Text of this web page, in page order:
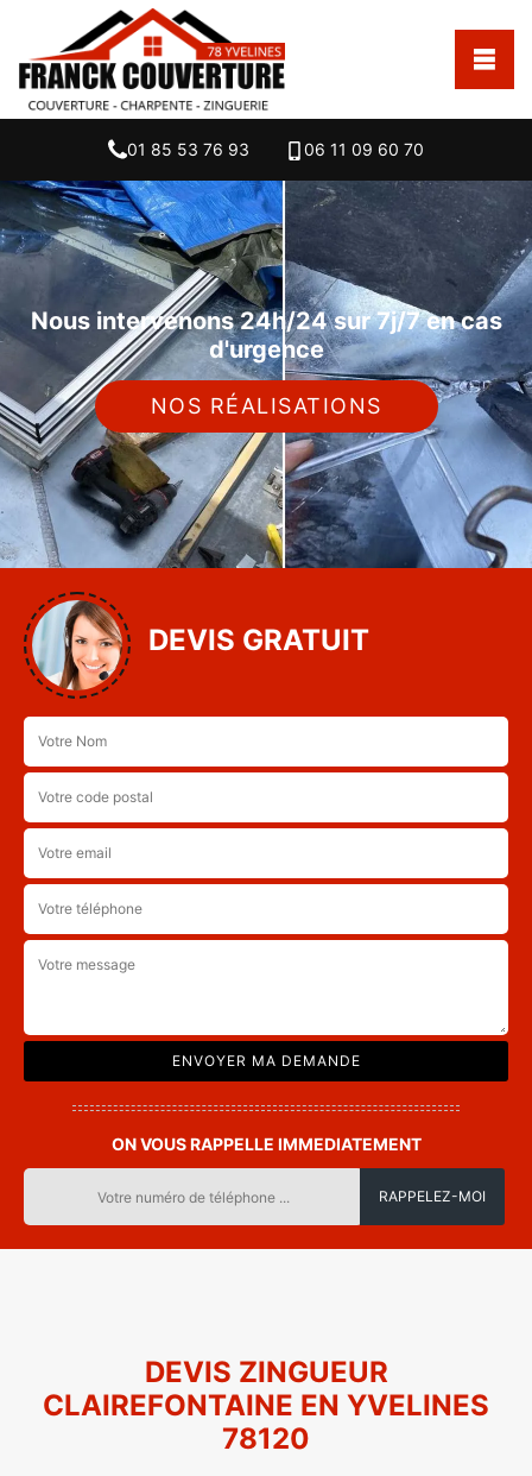
01 85 53 76 93 06 11 09 60 70
Nous intervenons 24h/24 sur 7j/7 en cas
d'urgence
NOS RÉALISATIONS
DEVIS GRATUIT
ON VOUS RAPPELLE IMMEDIATEMENT
DEVIS ZINGUEUR
CLAIREFONTAINE EN YVELINES
78120